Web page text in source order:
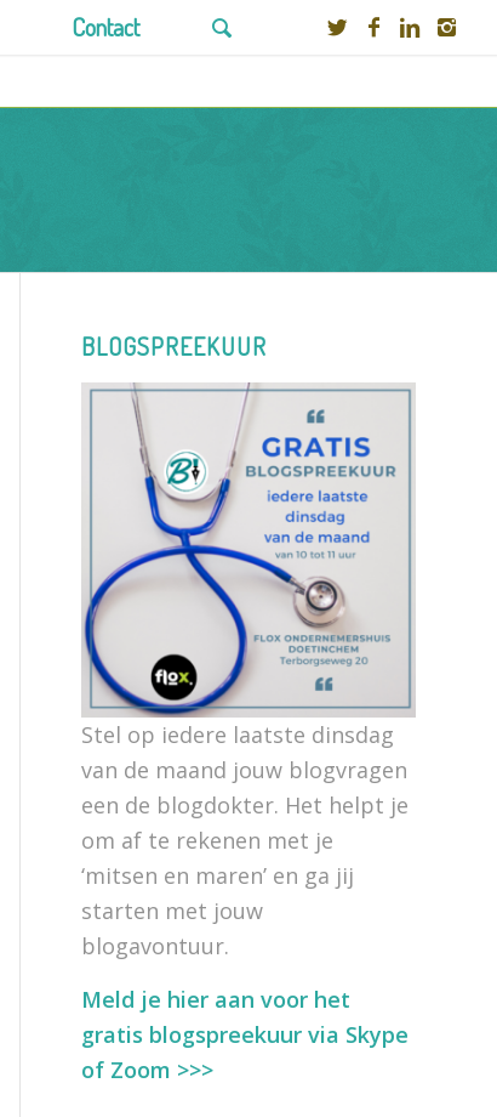
Contact
BLOGSPREEKUUR
Stel op iedere laatste dinsdag
van de maand jouw blogvragen
een de blogdokter. Het helpt je
om af te rekenen met je
‘mitsen en maren’ en ga jij
starten met jouw
blogavontuur.
Meld je hier aan voor het
gratis blogspreekuur via Skype
of Zoom >>>